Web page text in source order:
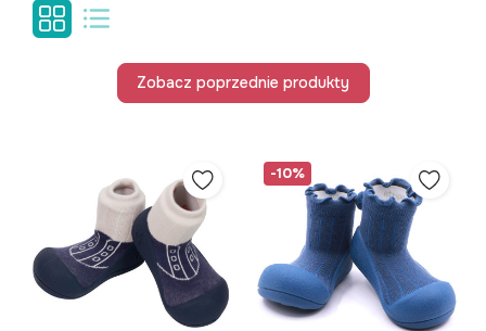
Zobacz poprzednie produkty
-10%